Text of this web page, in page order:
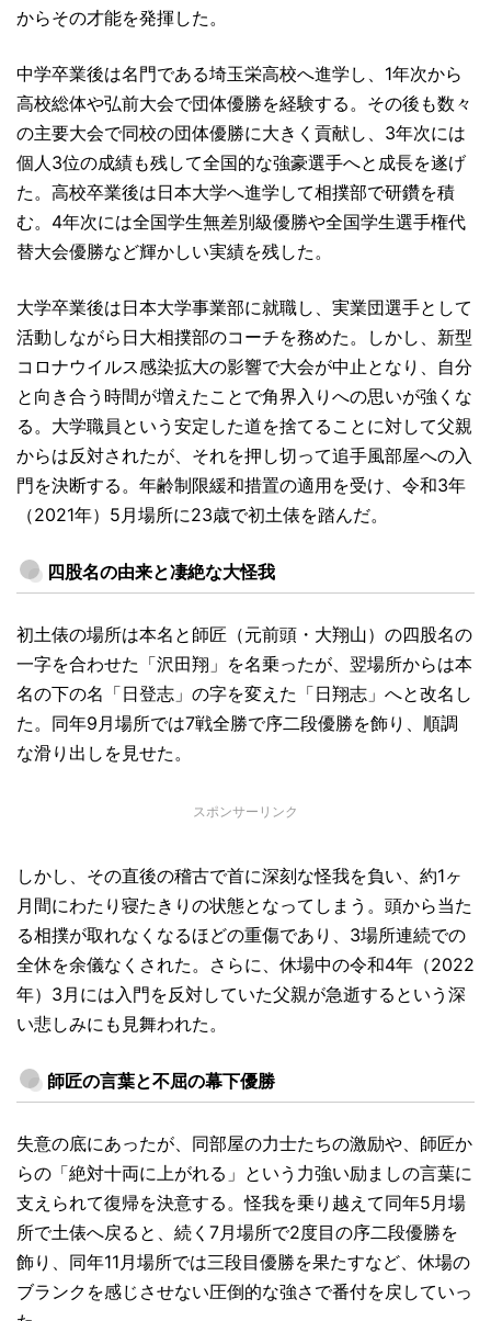
からその才能を発揮した。
中学卒業後は名門である埼玉栄高校へ進学し、1年次から
高校総体や弘前大会で団体優勝を経験する。その後も数々
の主要大会で同校の団体優勝に大きく貢献し、3年次には
個人3位の成績も残して全国的な強豪選手へと成長を遂げ
た。高校卒業後は日本大学へ進学して相撲部で研鑽を積
む。4年次には全国学生無差別級優勝や全国学生選手権代
替大会優勝など輝かしい実績を残した。
大学卒業後は日本大学事業部に就職し、実業団選手として
活動しながら日大相撲部のコーチを務めた。しかし、新型
コロナウイルス感染拡大の影響で大会が中止となり、自分
と向き合う時間が増えたことで角界入りへの思いが強くな
る。大学職員という安定した道を捨てることに対して父親
からは反対されたが、それを押し切って追手風部屋への入
門を決断する。年齢制限緩和措置の適用を受け、令和3年
（2021年）5月場所に23歳で初土俵を踏んだ。
四股名の由来と凄絶な大怪我
初土俵の場所は本名と師匠（元前頭・大翔山）の四股名の
一字を合わせた「沢田翔」を名乗ったが、翌場所からは本
名の下の名「日登志」の字を変えた「日翔志」へと改名し
た。同年9月場所では7戦全勝で序二段優勝を飾り、順調
な滑り出しを見せた。
スポンサーリンク
しかし、その直後の稽古で首に深刻な怪我を負い、約1ヶ
月間にわたり寝たきりの状態となってしまう。頭から当た
る相撲が取れなくなるほどの重傷であり、3場所連続での
全休を余儀なくされた。さらに、休場中の令和4年（2022
年）3月には入門を反対していた父親が急逝するという深
い悲しみにも見舞われた。
師匠の言葉と不屈の幕下優勝
失意の底にあったが、同部屋の力士たちの激励や、師匠か
らの「絶対十両に上がれる」という力強い励ましの言葉に
支えられて復帰を決意する。怪我を乗り越えて同年5月場
所で土俵へ戻ると、続く7月場所で2度目の序二段優勝を
飾り、同年11月場所では三段目優勝を果たすなど、休場の
ブランクを感じさせない圧倒的な強さで番付を戻していっ